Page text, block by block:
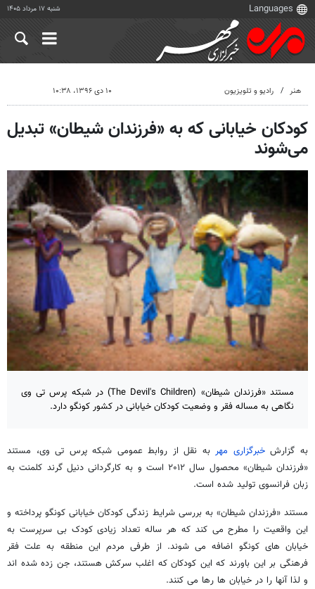
شنبه ۱۷ مرداد ۱۴۰۵
هنر رادیو و تلویزیون ۱۰ دی ۱۳۹۶، ۱۰:۳۸
کودکان خیابانی که به «فرزندان شیطان» تبدیل
می‌شوند
مستند «فرزندان شیطان» (The Devil's Children) در شبکه پرس تی وی
نگاهی به مساله فقر و وضعیت کودکان خیابانی در کشور کونگو دارد.
به گزارشخبرگزاری مهربه نقل از روابط عمومی شبکه پرس تی وی، مستند
«فرزندان شیطان» محصول سال ۲۰۱۲ است و به کارگردانی دنیل گرند کلمنت به
زبان فرانسوی تولید شده است.
مستند «فرزندان شیطان» به بررسی شرایط زندگی کودکان خیابانی کونگو پرداخته و
این واقعیت را مطرح می کند که هر ساله تعداد زیادی کودک بی سرپرست به
خیابان های کونگو اضافه می شوند. از طرفی مردم این منطقه به علت فقر
فرهنگی بر این باورند که این کودکان که اغلب سرکش هستند، جن زده شده اند
و لذا آنها را در خیابان ها رها می کنند.